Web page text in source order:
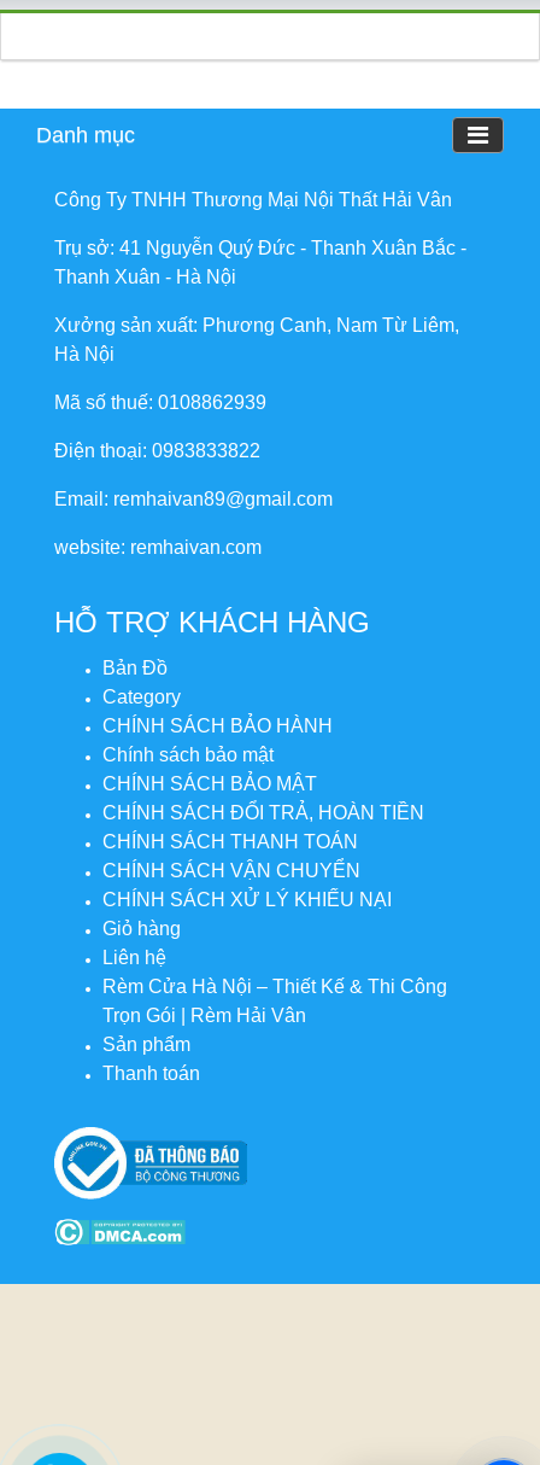
Danh mục
Công Ty TNHH Thương Mại Nội Thất Hải Vân
Trụ sở: 41 Nguyễn Quý Đức - Thanh Xuân Bắc -
Thanh Xuân - Hà Nội
Xưởng sản xuất: Phương Canh, Nam Từ Liêm,
Hà Nội
Mã số thuế: 0108862939
Điện thoại: 0983833822
Email: remhaivan89@gmail.com
website: remhaivan.com
HỖ TRỢ KHÁCH HÀNG
Bản Đồ
Category
CHÍNH SÁCH BẢO HÀNH
Chính sách bảo mật
CHÍNH SÁCH BẢO MẬT
CHÍNH SÁCH ĐỔI TRẢ, HOÀN TIỀN
CHÍNH SÁCH THANH TOÁN
CHÍNH SÁCH VẬN CHUYỂN
CHÍNH SÁCH XỬ LÝ KHIẾU NẠI
Giỏ hàng
Liên hệ
Rèm Cửa Hà Nội – Thiết Kế & Thi Công
Trọn Gói | Rèm Hải Vân
Sản phẩm
Thanh toán